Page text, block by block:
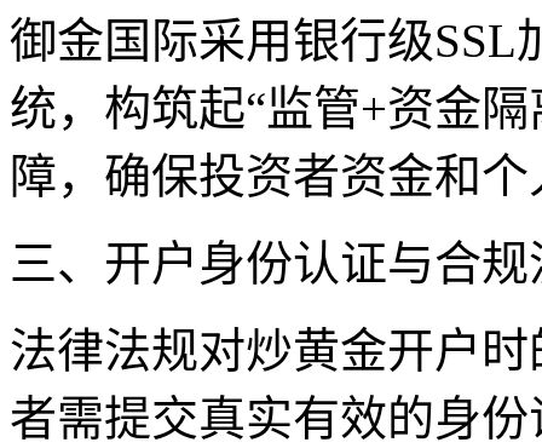
御金国际采用银行级
统，构筑起“监管+资金
障，确保投资者资金和
三、开户身份认证与合
法律法规对炒黄金开户
者需提交真实有效的身